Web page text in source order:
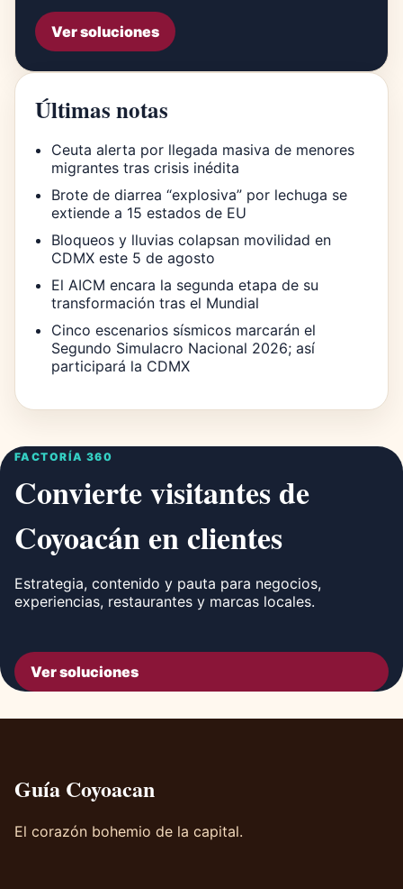
Ver soluciones
Últimas notas
Ceuta alerta por llegada masiva de menores
migrantes tras crisis inédita
Brote de diarrea “explosiva” por lechuga se
extiende a 15 estados de EU
Bloqueos y lluvias colapsan movilidad en
CDMX este 5 de agosto
El AICM encara la segunda etapa de su
transformación tras el Mundial
Cinco escenarios sísmicos marcarán el
Segundo Simulacro Nacional 2026; así
participará la CDMX
FACTORÍA 360
Convierte visitantes de
Coyoacán en clientes
Estrategia, contenido y pauta para negocios,
experiencias, restaurantes y marcas locales.
Ver soluciones
Guía Coyoacan
El corazón bohemio de la capital.